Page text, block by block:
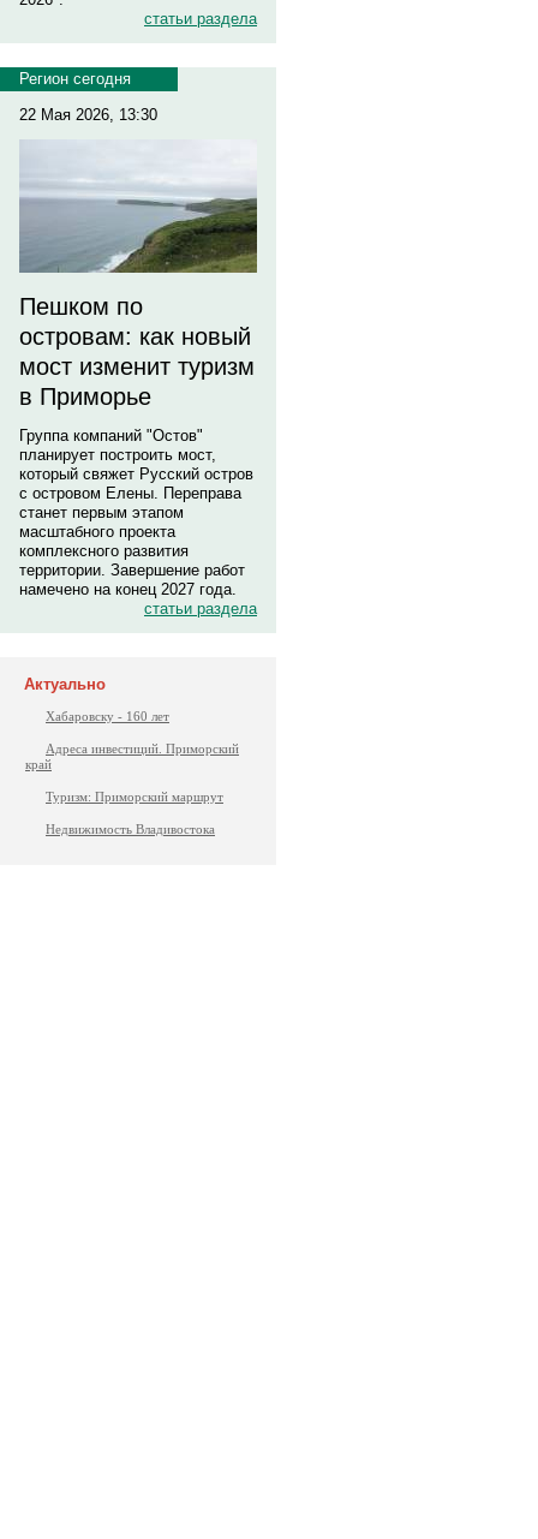
статьи раздела
Регион сегодня
22 Мая 2026, 13:30
Пешком по
островам: как новый
мост изменит туризм
в Приморье
Группа компаний "Остов"
планирует построить мост,
который свяжет Русский остров
с островом Елены. Переправа
станет первым этапом
масштабного проекта
комплексного развития
территории. Завершение работ
намечено на конец 2027 года.
статьи раздела
Актуально
Хабаровску - 160 лет
Адреса инвестиций. Приморский
край
Туризм: Приморский маршрут
Недвижимость Владивостока